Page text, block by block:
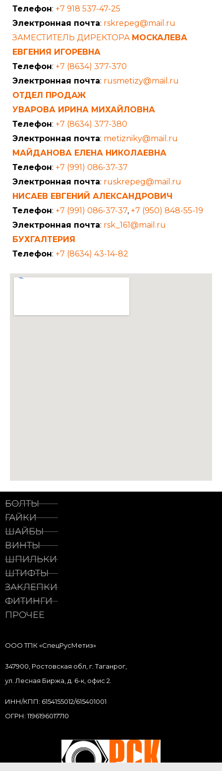
Телефон: +7 918 537-47-25
Электронная почта: rskrepeg@mail.ru
ЗАМЕСТИТЕЛЬ ДИРЕКТОРА МОСКАЛЕВА
ЕВГЕНИЯ ИГОРЕВНА
Телефон: +7 (8634) 377-370
Электронная почта: rusmetizy@mail.ru
ОТДЕЛ ПРОДАЖ
УВАРОВА ИРИНА МИХАЙЛОВНА
Телефон: +7 (8634) 377-380
Электронная почта: metizniky@mail.ru
МАЙДАНОВА ЕЛЕНА НИКОЛАЕВНА
Телефон: +7 (991) 086-37-37
Электронная почта: ruskrepeg@mail.ru
НИСАЕВ ЕВГЕНИЙ АЛЕКСАНДРОВИЧ
Телефон: +7 (991) 086-37-37, +7 (950) 848-55-19
Электронная почта: rsk_161@mail.ru
БУХГАЛТЕРИЯ
Телефон: +7 (8634) 43-14-82
БОЛТЫ
ГАЙКИ
ШАЙБЫ
ВИНТЫ
ШПИЛЬКИ
ШТИФТЫ
ЗАКЛЕПКИ
ФИТИНГИ
ПРОЧЕЕ
ООО ТПК «СпецРусМетиз»
347900, Ростовская обл, г. Таганрог,
ул. Лесная Биржа, д. 6-к, офис 2.
ИНН/КПП: 6154155012/615401001
ОГРН: 1196196017710